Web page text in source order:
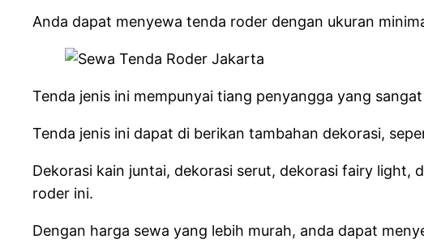
Anda dapat menyewa tenda roder dengan ukuran
Tenda jenis ini mempunyai tiang penyangga yang
Tenda jenis ini dapat di berikan tambahan dekorasi,
Dekorasi kain juntai, dekorasi serut, dekorasi fairy light,
roder ini.
Dengan harga sewa yang lebih murah, anda dapat